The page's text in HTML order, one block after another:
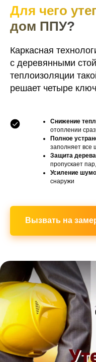
Для чего
дом ППУ?
Каркасная
с деревянными
теплоизоляции
решает четыре
Снижение
отоплении
Полное
заполняет все
Защита
пропускает
Усиление
снаружи
Вызвать на